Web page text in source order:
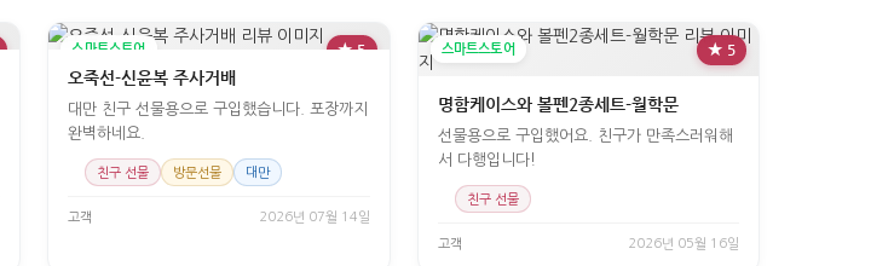
스마트스토어 ★ 5
오죽선-신윤복 주사거배
대만 친구 선물용으로 구입했습니다. 포장까지
완벽하네요.
친구 선물 방문선물 대만
고객 2026년 07월 14일
스마트스토어 ★ 5
명함케이스와 볼펜2종세트-월학문
선물용으로 구입했어요. 친구가 만족스러워해
서 다행입니다!
친구 선물
고객 2026년 05월 16일